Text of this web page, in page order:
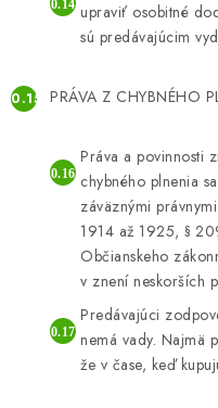
upraviť osobitné
sú predávajúcim
PRÁVA Z CHYBNÉHO
Práva a povinnosti
chybného plnenia
záväznými
1914 až 1925, §
Občianskeho
v znení neskorších
Predávajúci
nemá vady. Najmä
že v čase, keď